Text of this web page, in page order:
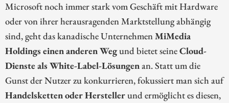
Microsoft noch immer stark vom Geschäft mit Hardware
oder von ihrer herausragenden Marktstellung abhängig
sind, geht das kanadische UnternehmenMiMedia
Holdings einen anderen Wegund bietet seineCloud-
Dienste als White-Label-Lösungenan. Statt um die
Gunst der Nutzer zu konkurrieren, fokussiert man sich auf
Handelsketten oder Herstellerund ermöglicht es diesen,